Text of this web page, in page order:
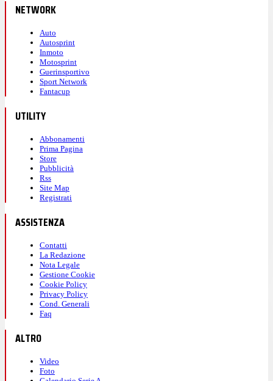
NETWORK
Auto
Autosprint
Inmoto
Motosprint
Guerinsportivo
Sport Network
Fantacup
UTILITY
Abbonamenti
Prima Pagina
Store
Pubblicità
Rss
Site Map
Registrati
ASSISTENZA
Contatti
La Redazione
Nota Legale
Gestione Cookie
Cookie Policy
Privacy Policy
Cond. Generali
Faq
ALTRO
Video
Foto